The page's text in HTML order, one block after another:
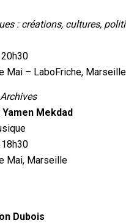
: créations, cultures,
Mai – LaboFriche, Marseille
Mekdad
Mai, Marseille
Dubois